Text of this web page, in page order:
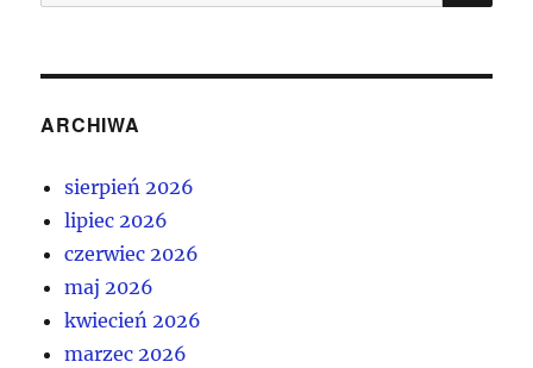
ARCHIWA
sierpień 2026
lipiec 2026
czerwiec 2026
maj 2026
kwiecień 2026
marzec 2026